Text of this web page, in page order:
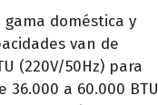
doméstica y
van de
(220V/50Hz) para
36.000 a 60.000 BTU